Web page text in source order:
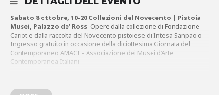
Sabato 8 ottobre, 10-20 Collezioni del Novecento | Pistoia
Musei, Palazzo de’ Rossi Opere dalla collezione di Fondazione
Caript e dalla raccolta del Novecento pistoiese di Intesa Sanpaolo
Ingresso gratuito in occasione della diciottesima Giornata del
Contemporaneo AMACI – Associazione dei Musei d’Arte
Contemporanea Italiani